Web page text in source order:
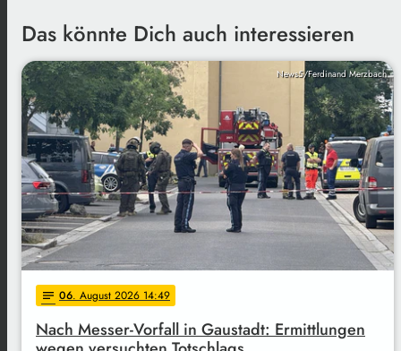
Das könnte Dich auch interessieren
News5/Ferdinand Merzbach
notes 06. August 2026 14:49
Nach Messer-Vorfall in Gaustadt: Ermittlungen